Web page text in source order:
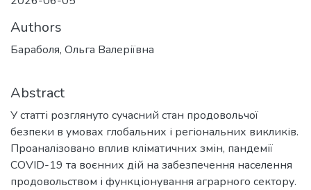
Authors
Бараболя, Ольга Валеріївна
Abstract
У статті розглянуто сучасний стан продовольчої
безпеки в умовах глобальних і регіональних викликів.
Проаналізовано вплив кліматичних змін, пандемії
COVID-19 та воєнних дій на забезпечення населення
продовольством і функціонування аграрного сектору.